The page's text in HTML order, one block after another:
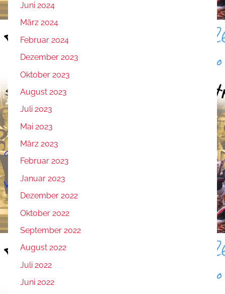
Juni 2024
März 2024
Februar 2024
Dezember 2023
Oktober 2023
August 2023
Juli 2023
Mai 2023
März 2023
Februar 2023
Januar 2023
Dezember 2022
Oktober 2022
September 2022
August 2022
Juli 2022
Juni 2022